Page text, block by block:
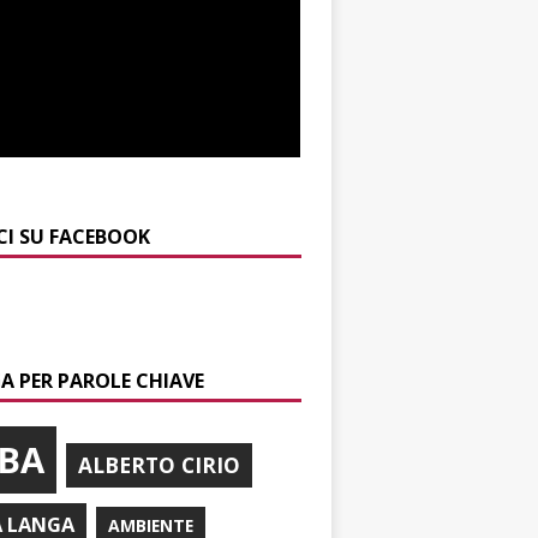
SU FACEBOOK
PER PAROLE CHIAVE
ALBERTO CIRIO
LANGA AMBIENTE